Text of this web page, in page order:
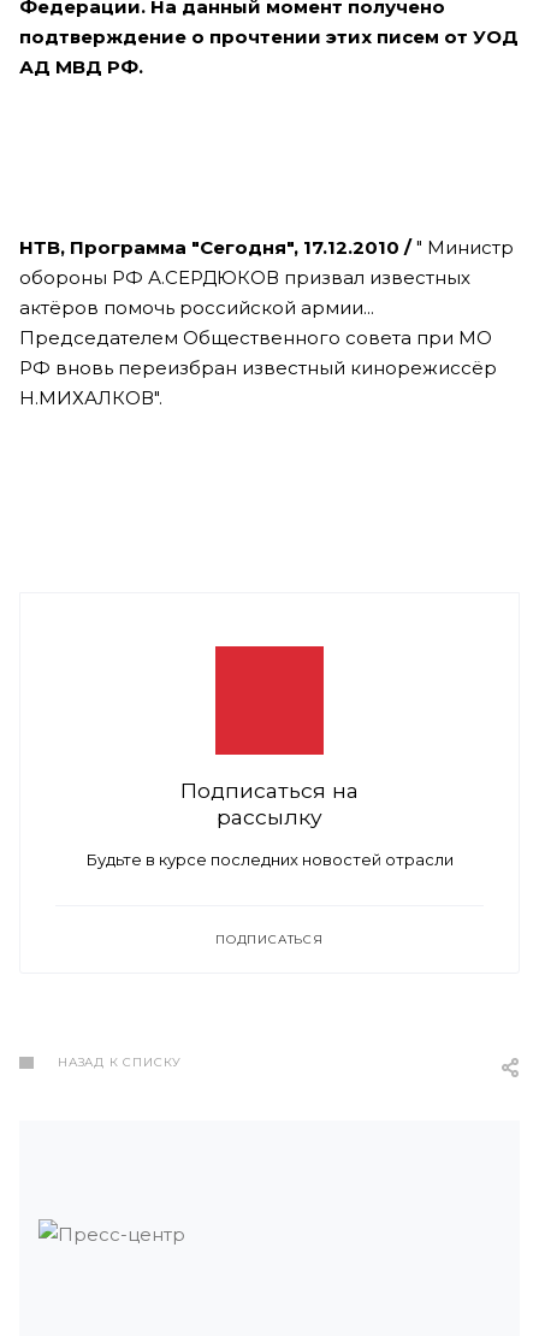
Федерации. На данный момент получено
подтверждение о прочтении этих писем от УОД
АД МВД РФ.
НТВ, Программа "Сегодня", 17.12.2010 /" Министр
обороны РФ А.СЕРДЮКОВ призвал известных
актёров помочь российской армии...
Председателем Общественного совета при МО
РФ вновь переизбран известный кинорежиссёр
Н.МИХАЛКОВ".
Подписаться на
рассылку
Будьте в курсе последних новостей отрасли
ПОДПИСАТЬСЯ
НАЗАД К СПИСКУ